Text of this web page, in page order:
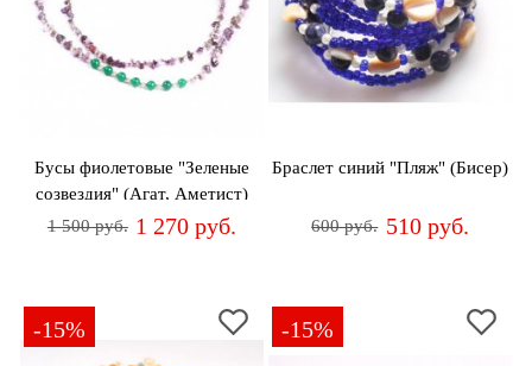
Юбки
Одежда
Белье
пляжа
Бусы фиолетовые "Зеленые
созвездия" (Агат, Аметист)
1 500 руб. 1 270 руб.
Браслет синий "Пляж" (Бисер)
600 руб. 510 руб.
-15% -15%